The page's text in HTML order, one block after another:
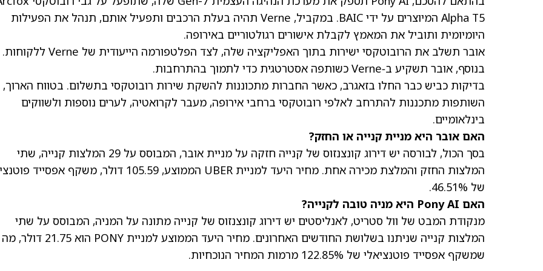
Alpha T5 המיוצרים על ידי BAIC. במקביל, Verne תהיה בעלת הרכבים ותפעיל אותם, תנהל את הפעילות
היומיומית ותוביל את המאמץ לקבלת אישורים רגולטוריים באירופה.
אובר תשלב את הרובוטקסי ישירות בתוך האפליקציה שלה, לצד הפלטפורמה הייעודית של Verne ללקוחות.
בנוסף, אובר תשקיע ב‑Verne כשותפה אסטרטגית כדי לתמוך בהתרחבות.
בדיקות כביש כבר החלו בזאגרב, כאשר החברות מתכוננות להשקת שירות רובוטקסי בתשלום. בטווח הארוך,
השותפות מתכננות להתרחב לאלפי רובוטקסי ברחבי אירופה, מעבר לקרואטיה, לערים נוספות ולשווקים
בינלאומיים.
האם אובר היא מניית קנייה או החזק?
בסך הכול, לבורסה יש דירוג קונצנזוס של קנייה חזקה על מניית אובר, המבוסס על 29 המלצות קנייה, שתי
המלצות החזק והמלצת מכירה אחת. מחיר היעד למניית UBER
הממוצע, 105.59 דולר, משקף אפסייד
של 46.51%.
האם Pony AI היא מניה טובה לקנייה?
מנקודת המבט של וול סטריט, לאנליסטים יש דירוג קונצנזוס של קנייה מתונה על המניה, המבוסס על שתי
המלצות קנייה שניתנו בשלושת החודשים האחרונים. מחיר היעד הממוצע למניית PONY
הוא 21.75 דולר, מה
שמשקף אפסייד פוטנציאלי של 122.85% מרמות המחיר הנוכחיות.